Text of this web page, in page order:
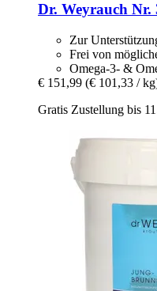
Dr. Weyrauch Nr.
Zur
Frei von
Omega-3- &
€ 151,99 (€ 101,33 /
Gratis Zustellung bis